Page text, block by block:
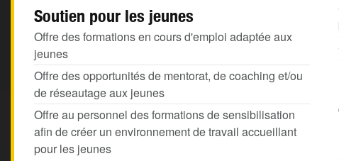
Soutien pour les jeunes
Offre des formations en cours d'emploi adaptée aux
jeunes
Offre des opportunités de mentorat, de coaching et/ou
de réseautage aux jeunes
Offre au personnel des formations de sensibilisation
afin de créer un environnement de travail accueillant
pour les jeunes